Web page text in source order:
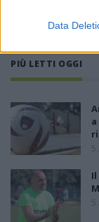
Data
PIÙ LETTI OGGI
5
5